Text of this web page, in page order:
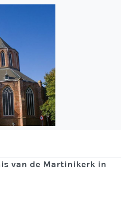
van de Martinikerk in